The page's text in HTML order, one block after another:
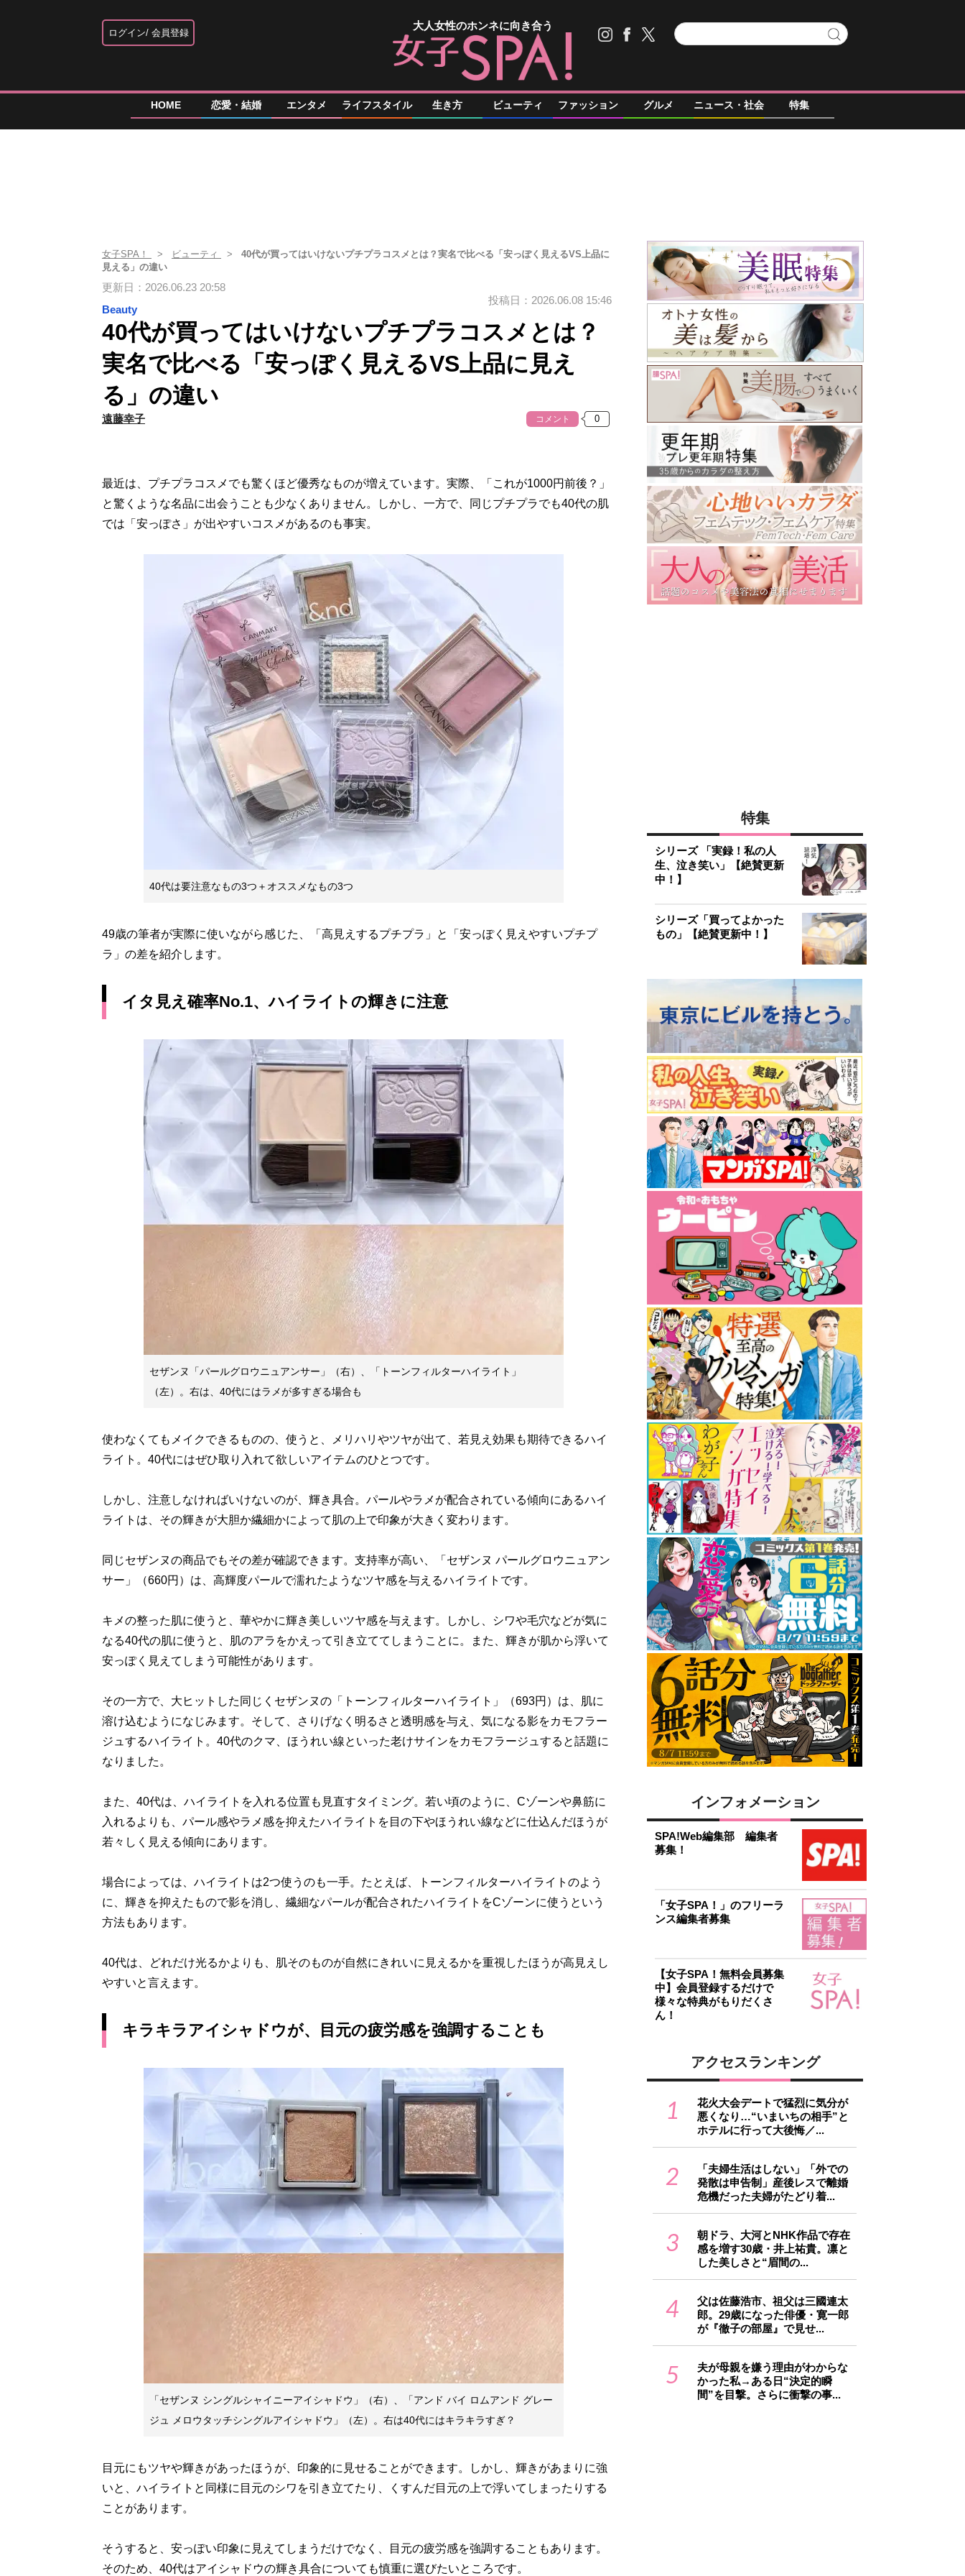
ログイン 会員登録
大人女性のホンネに向き合う
HOME 恋愛・結婚 エンタメ ライフスタイル 生き方 ビューティ ファッション グルメ ニュース・社会 特集
女子SPA！ ビューティ
40代が買ってはいけないプチプラコスメとは？実名で比べる「安っぽく見えるVS上品に
見える」の違い
更新日：2026.06.23 20:58
Beauty
投稿日：2026.06.08 15:46
40代が買ってはいけないプチプラコスメとは？
実名で比べる「安っぽく見えるVS上品に見え
る」の違い
遠藤幸子 コメント
最近は、プチプラコスメでも驚くほど優秀なものが増えています。実際、「これが1000円前後？」
と驚くような名品に出会うことも少なくありません。しかし、一方で、同じプチプラでも40代の肌
では「安っぽさ」が出やすいコスメがあるのも事実。
40代は要注意なもの3つ＋オススメなもの3つ
49歳の筆者が実際に使いながら感じた、「高見えするプチプラ」と「安っぽく見えやすいプチプ
ラ」の差を紹介します。
イタ見え確率No.1、ハイライトの輝きに注意
セザンヌ「パールグロウニュアンサー」（右）、「トーンフィルターハイライト」
（左）。右は、40代にはラメが多すぎる場合も
使わなくてもメイクできるものの、使うと、メリハリやツヤが出て、若見え効果も期待できるハイ
ライト。40代にはぜひ取り入れて欲しいアイテムのひとつです。
しかし、注意しなければいけないのが、輝き具合。パールやラメが配合されている傾向にあるハイ
ライトは、その輝きが大胆か繊細かによって肌の上で印象が大きく変わります。
同じセザンヌの商品でもその差が確認できます。支持率が高い、「セザンヌ パールグロウニュアン
サー」（660円）は、高輝度パールで濡れたようなツヤ感を与えるハイライトです。
キメの整った肌に使うと、華やかに輝き美しいツヤ感を与えます。しかし、シワや毛穴などが気に
なる40代の肌に使うと、肌のアラをかえって引き立ててしまうことに。また、輝きが肌から浮いて
安っぽく見えてしまう可能性があります。
その一方で、大ヒットした同じくセザンヌの「トーンフィルターハイライト」（693円）は、肌に
溶け込むようになじみます。そして、さりげなく明るさと透明感を与え、気になる影をカモフラー
ジュするハイライト。40代のクマ、ほうれい線といった老けサインをカモフラージュすると話題に
なりました。
また、40代は、ハイライトを入れる位置も見直すタイミング。若い頃のように、Cゾーンや鼻筋に
入れるよりも、パール感やラメ感を抑えたハイライトを目の下やほうれい線などに仕込んだほうが
若々しく見える傾向にあります。
場合によっては、ハイライトは2つ使うのも一手。たとえば、トーンフィルターハイライトのよう
に、輝きを抑えたもので影を消し、繊細なパールが配合されたハイライトをCゾーンに使うという
方法もあります。
40代は、どれだけ光るかよりも、肌そのものが自然にきれいに見えるかを重視したほうが高見えし
やすいと言えます。
キラキラアイシャドウが、目元の疲労感を強調することも
「セザンヌ シングルシャイニーアイシャドウ」（右）、「アンド バイ ロムアンド グレー
ジュ メロウタッチシングルアイシャドウ」（左）。右は40代にはキラキラすぎ？
目元にもツヤや輝きがあったほうが、印象的に見せることができます。しかし、輝きがあまりに強
いと、ハイライトと同様に目元のシワを引き立てたり、くすんだ目元の上で浮いてしまったりする
ことがあります。
そうすると、安っぽい印象に見えてしまうだけでなく、目元の疲労感を強調することもあります。
そのため、40代はアイシャドウの輝き具合についても慎重に選びたいところです。
特集
シリーズ 「実録！私の人
生、泣き笑い」【絶賛更新
中！】
シリーズ「買ってよかった
もの」【絶賛更新中！】
インフォメーション
SPA!Web編集部 編集者
募集！
「女子SPA！」のフリーラ
ンス編集者募集
【女子SPA！無料会員募集
中】会員登録するだけで
様々な特典がもりだくさ
ん！
アクセスランキング
1
花火大会デートで猛烈に気分が
悪くなり…“いまいちの相手”と
ホテルに行って大後悔／...
2
「夫婦生活はしない」「外での
発散は申告制」産後レスで離婚
危機だった夫婦がたどり着...
3
朝ドラ、大河とNHK作品で存在
感を増す30歳・井上祐貴。凛と
した美しさと“眉間の...
4
父は佐藤浩市、祖父は三國連太
郎。29歳になった俳優・寛一郎
が『徹子の部屋』で見せ...
5
夫が母親を嫌う理由がわからな
かった私→ある日“決定的瞬
間”を目撃。さらに衝撃の事...